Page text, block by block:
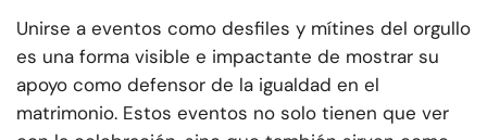
Unirse a eventos como desfiles y mítines del orgullo
es una forma visible e impactante de mostrar su
apoyo como defensor de la igualdad en el
matrimonio. Estos eventos no solo tienen que ver